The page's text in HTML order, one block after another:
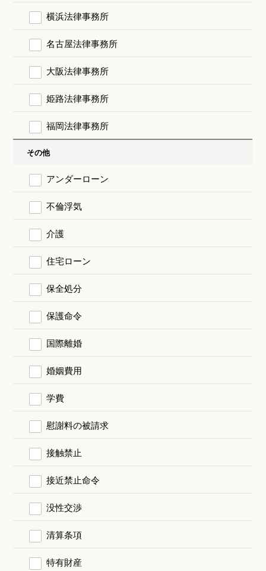
横浜法律事務所
名古屋法律事務所
大阪法律事務所
姫路法律事務所
福岡法律事務所
その他
アンダーローン
不倫浮気
介護
住宅ローン
保全処分
保護命令
国際離婚
婚姻費用
学費
慰謝料の被請求
接触禁止
接近禁止命令
没性交渉
清算条項
特有財産